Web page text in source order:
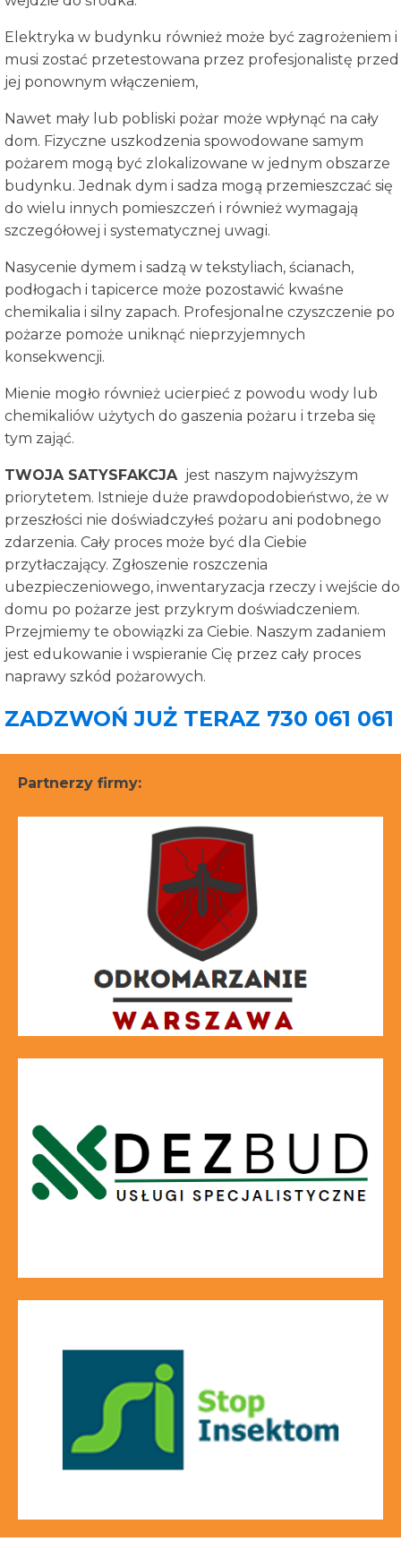
Elektryka w budynku również może być zagrożeniem i
musi zostać przetestowana przez profesjonalistę przed
jej ponownym włączeniem,
Nawet mały lub pobliski pożar może wpłynąć na cały
dom. Fizyczne uszkodzenia spowodowane samym
pożarem mogą być zlokalizowane w jednym obszarze
budynku. Jednak dym i sadza mogą przemieszczać się
do wielu innych pomieszczeń i również wymagają
szczegółowej i systematycznej uwagi.
Nasycenie dymem i sadzą w tekstyliach, ścianach,
podłogach i tapicerce może pozostawić kwaśne
chemikalia i silny zapach. Profesjonalne czyszczenie po
pożarze pomoże uniknąć nieprzyjemnych
konsekwencji.
Mienie mogło również ucierpieć z powodu wody lub
chemikaliów użytych do gaszenia pożaru i trzeba się
tym zająć.
TWOJA SATYSFAKCJA jest naszym najwyższym
priorytetem. Istnieje duże prawdopodobieństwo, że w
przeszłości nie doświadczyłeś pożaru ani podobnego
zdarzenia. Cały proces może być dla Ciebie
przytłaczający. Zgłoszenie roszczenia
ubezpieczeniowego, inwentaryzacja rzeczy i wejście do
domu po pożarze jest przykrym doświadczeniem.
Przejmiemy te obowiązki za Ciebie. Naszym zadaniem
jest edukowanie i wspieranie Cię przez cały proces
naprawy szkód pożarowych.
ZADZWOŃ JUŻ TERAZ 730 061 061
Partnerzy firmy: